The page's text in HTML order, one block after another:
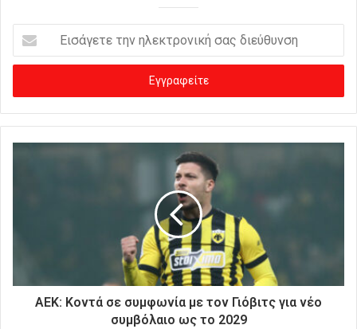
σ
γ
ε
τ
ΑΕΚ: Κοντά σε συμφωνία με τον Γιόβιτς για νέο
συμβόλαιο ως το 2029